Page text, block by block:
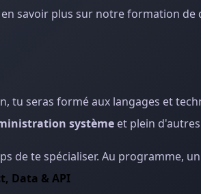
savoir plus sur notre formation de
tu seras formé aux langages et
système et plein
de te spécialiser. Au programme,
Data & API